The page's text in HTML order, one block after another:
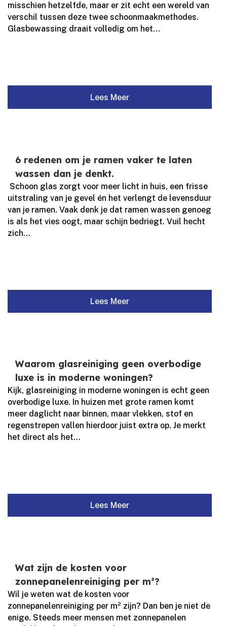
misschien hetzelfde, maar er zit echt een wereld van
verschil tussen deze twee schoonmaakmethodes.​
Glasbewassing draait volledig om het...
Lees Meer
6 redenen om je ramen vaker te laten
wassen dan je denkt.
​ Schoon glas zorgt voor meer licht in huis, een frisse
uitstraling van je gevel én het verlengt de levensduur
van je ramen.​ Vaak denk je dat ramen wassen genoeg
is als het vies oogt, maar schijn bedriegt.​ Vuil hecht
zich...
Lees Meer
Waarom glasreiniging geen overbodige
luxe is in moderne woningen?
Kijk, glasreiniging in moderne woningen is echt geen
overbodige luxe.​ In huizen met grote ramen komt
meer daglicht naar binnen, maar vlekken, stof en
regenstrepen vallen hierdoor juist extra op.​ Je merkt
het direct als het...
Lees Meer
Wat zijn de kosten voor
zonnepanelenreiniging per m²?
Wil je weten wat de kosten voor
zonnepanelenreiniging per m² zijn? Dan ben je niet de
enige.​ Steeds meer mensen met zonnepanelen